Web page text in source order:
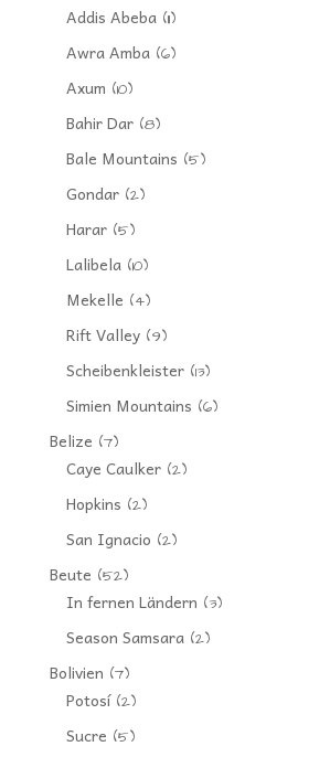
Addis Abeba(11)
Awra Amba(6)
Axum (10)
Bahir Dar(8)
Bale Mountains (5)
Gondar(2)
Harar(5)
Lalibela(10)
Mekelle (4)
Rift Valley(9)
Scheibenkleister(13)
Simien Mountains (6)
Belize (7)
Caye Caulker(2)
Hopkins (2)
San Ignacio (2)
Beute (52)
In fernen Ländern (3)
Season Samsara(2)
Bolivien (7)
Potosí(2)
Sucre (5)